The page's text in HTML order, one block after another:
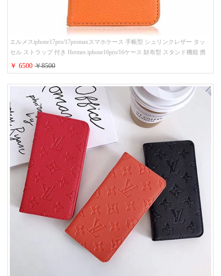
エルメスiphone17pro/17promaxスマホケース 手帳型 シュリンクレザー タッ
セル ストラップ 付き Hermes iphone16pro/16ケース 財布型 スタンド機能 携
帯カバー ハイ ブランド アイフォーン15/14/13ケース 手帳 レディース 人気
￥ 6500￥8500